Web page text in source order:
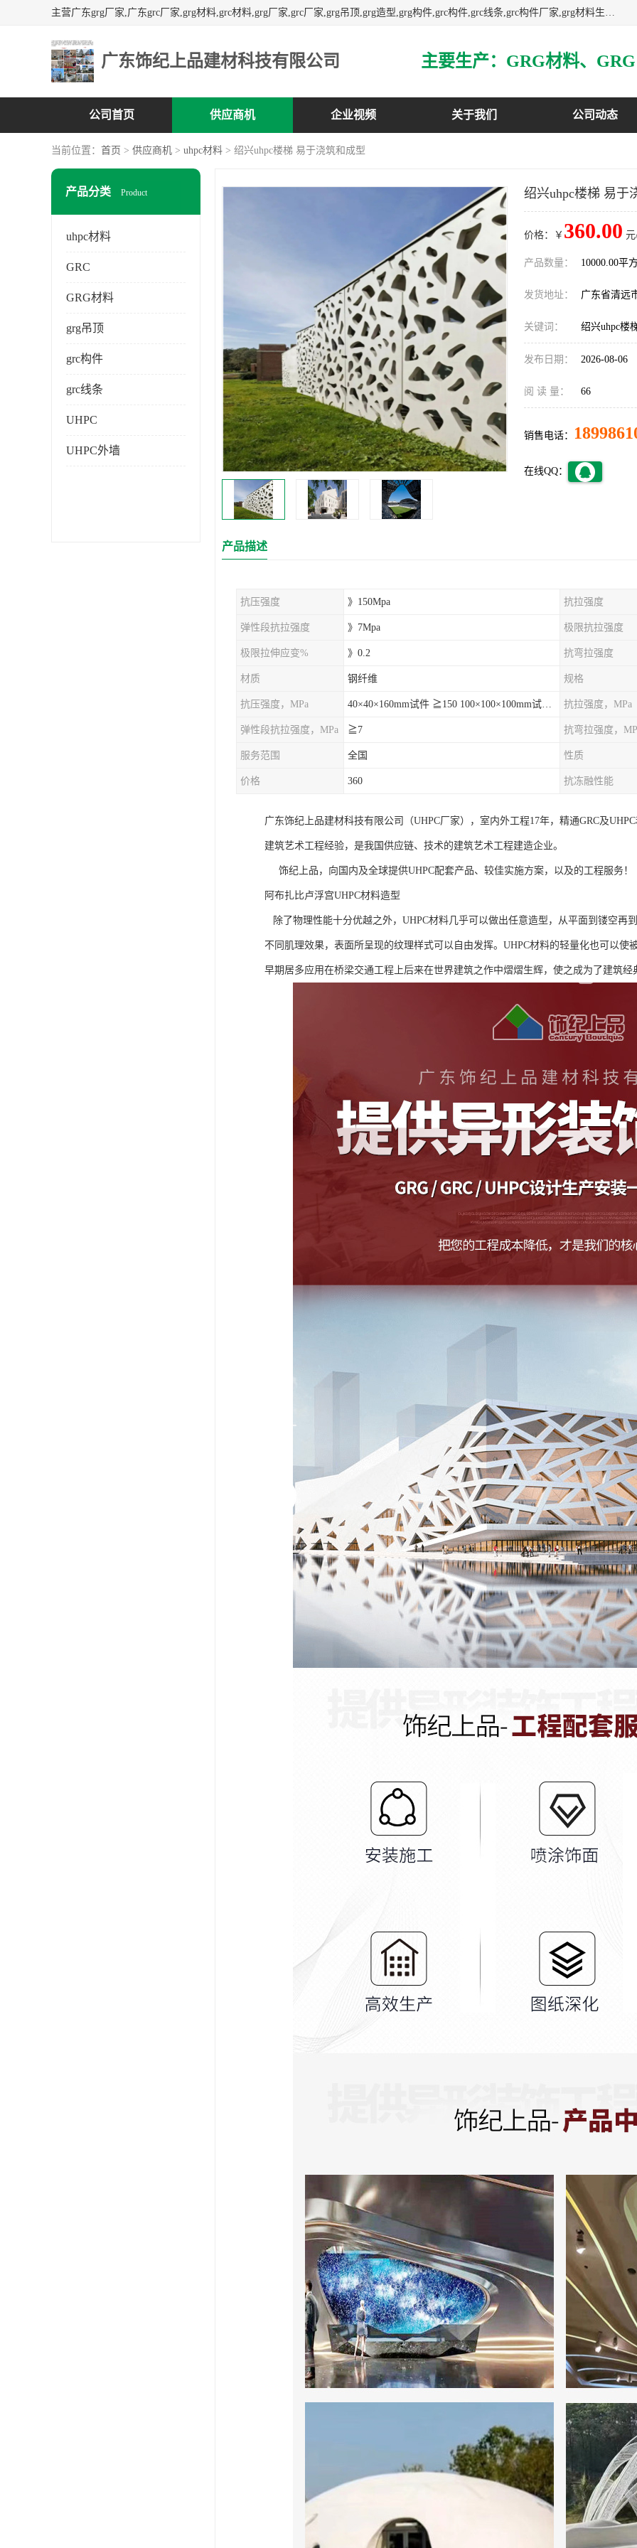
主营广东grg厂家,广东grc厂家,grg材料,grc材料,grg厂家,grc厂家,grg吊顶,grg造型,grg构件,grc构件,grc线条,grc构件厂家,grg材料生产厂家,grg材料定制,uhpc,uhpc厂家,uhpc外墙挂板,uhpc镂空幕墙板,3万平方厂房,如果您对我公司的产品服务感兴趣,请联系我们.
广东饰纪上品建材科技有限公司
公司首页 供应商机 企业视频 关于我们 公司动态
当前位置： 首页 > 供应商机 > uhpc材料 > 绍兴uhpc楼梯 易于浇筑和成型
产品分类 Product
uhpc材料
GRC
GRG材料
grg吊顶
grc构件
grc线条
UHPC
UHPC外墙
绍兴uhpc楼梯 易于
价格：￥ 360.00
产品数量： 10000.00平
发货地址： 广东省清远
关键词： 绍兴uhpc楼
发布日期： 2026-08-06
阅 读 量： 66
销售电话：
在线QQ：
产品描述
抗压强度 》150Mpa 抗拉强度
弹性段抗拉强度 》7Mpa 极限抗拉强度
极限拉伸应变% 》0.2 抗弯拉强度
材质 钢纤维 规格
抗压强度，MPa 40×40×160mm试件 ≧150 100×100×100mm试件≧120 抗拉强度，MPa
弹性段抗拉强度，MPa ≧7 抗弯拉强度，
服务范围 全国 性质
价格 360 抗冻融性能
广东饰纪上品建材科技有限公司（UHPC厂家），室内外工程17年，精通GRC及
建筑艺术工程经验，是我国供应链、技术的建筑艺术工程建造企业。
饰纪上品，向国内及全球提供UHPC配套产品、较佳实施方案，以及的工程服务！
阿布扎比卢浮宫UHPC材料造型
除了物理性能十分优越之外，UHPC材料几乎可以做出任意造型，从平面到镂空再
不同肌理效果，表面所呈现的纹理样式可以自由发挥。UHPC材料的轻量化也可以使
早期居多应用在桥梁交通工程上后来在世界建筑之作中熠熠生辉，使之成为了建筑经